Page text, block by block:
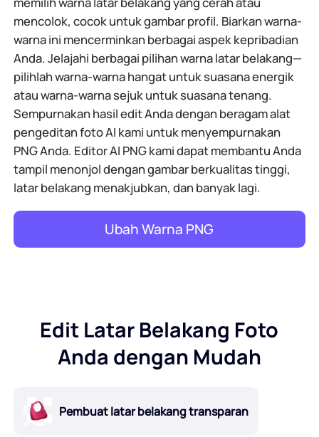
mencolok, cocok untuk gambar profil. Biarkan warna-
warna ini mencerminkan berbagai aspek kepribadian
Anda. Jelajahi berbagai pilihan warna latar belakang—
pilihlah warna-warna hangat untuk suasana energik
atau warna-warna sejuk untuk suasana tenang.
Sempurnakan hasil edit Anda dengan beragam alat
pengeditan foto AI kami untuk menyempurnakan
PNG Anda. Editor AI PNG kami dapat membantu Anda
tampil menonjol dengan gambar berkualitas tinggi,
latar belakang menakjubkan, dan banyak lagi.
Ubah Warna PNG
Edit Latar Belakang Foto
Anda dengan Mudah
Pembuat latar belakang transparan